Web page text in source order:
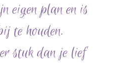
eigen plan en is
te houden.
stuk dan je lief